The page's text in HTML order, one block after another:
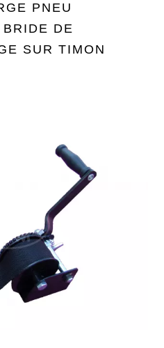
PNEU
DE
SUR TIMON